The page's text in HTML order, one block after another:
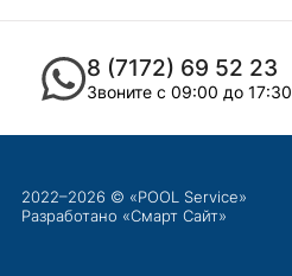
8 (7172) 69 52 23
Звоните с 09:00 до 17:30
2022–2026 © «POOL Service»
Разработано «Смарт Сайт»